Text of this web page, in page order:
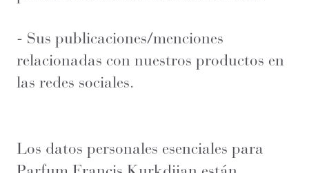
- Sus publicaciones/menciones
relacionadas con nuestros productos en
las redes sociales.
Los datos personales esenciales para